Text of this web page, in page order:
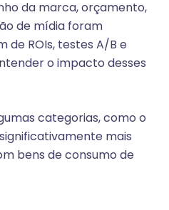
da marca, orçamento,
de mídia foram
de ROIs, testes A/B e
o impacto desses
categorias, como o
mais
bens de consumo de